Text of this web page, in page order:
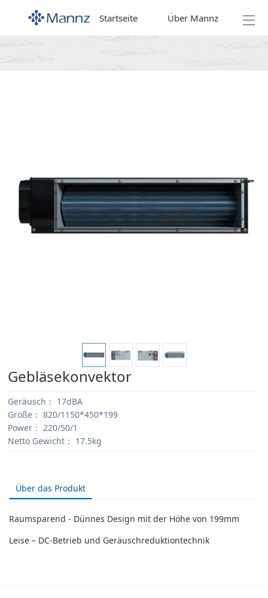
Startseite Über Mannz
Gebläsekonvektor
Geräusch： 17dBA
Größe： 820/1150*450*199
Power： 220/50/1
Netto Gewicht： 17.5kg
Über das Produkt
Raumsparend - Dünnes Design mit der Höhe von 199mm
Leise – DC-Betrieb und Geräuschreduktiontechnik